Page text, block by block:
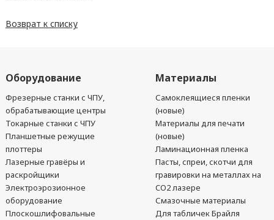
Возврат к списку
Оборудование
Фрезерные станки с ЧПУ,
обрабатывающие центры
Токарные станки с ЧПУ
Планшетные режущие
плоттеры
Лазерные гравёры и
раскройщики
Электроэрозионное
оборудование
Плоскошлифовальные
Материалы
Самоклеящиеся пленки
(новые)
Материалы для печати
(новые)
Ламинационная пленка
Пасты, спреи, скотчи для
гравировки на металлах на
CO2 лазере
Смазочные материалы
Для табличек Брайля